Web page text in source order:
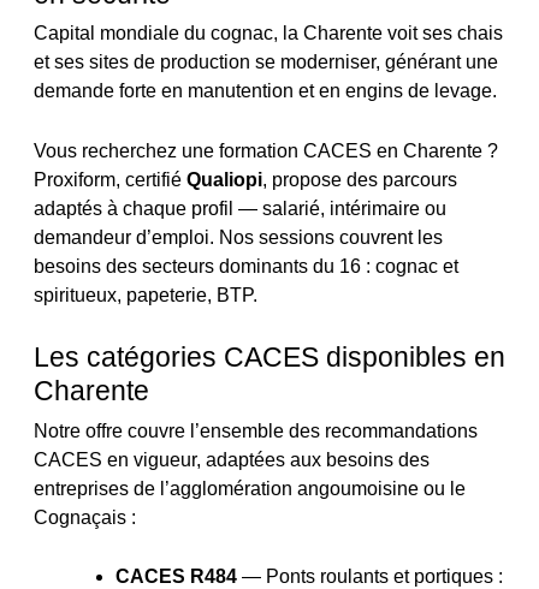
Capital mondiale du cognac, la Charente voit ses chais
et ses sites de production se moderniser, générant une
demande forte en manutention et en engins de levage.
Vous recherchez une formation CACES en Charente ?
Proxiform, certifié Qualiopi, propose des parcours
adaptés à chaque profil — salarié, intérimaire ou
demandeur d’emploi. Nos sessions couvrent les
besoins des secteurs dominants du 16 : cognac et
spiritueux, papeterie, BTP.
Les catégories CACES disponibles en
Charente
Notre offre couvre l’ensemble des recommandations
CACES en vigueur, adaptées aux besoins des
entreprises de l’agglomération angoumoisine ou le
Cognaçais :
CACES R484 — Ponts roulants et portiques :